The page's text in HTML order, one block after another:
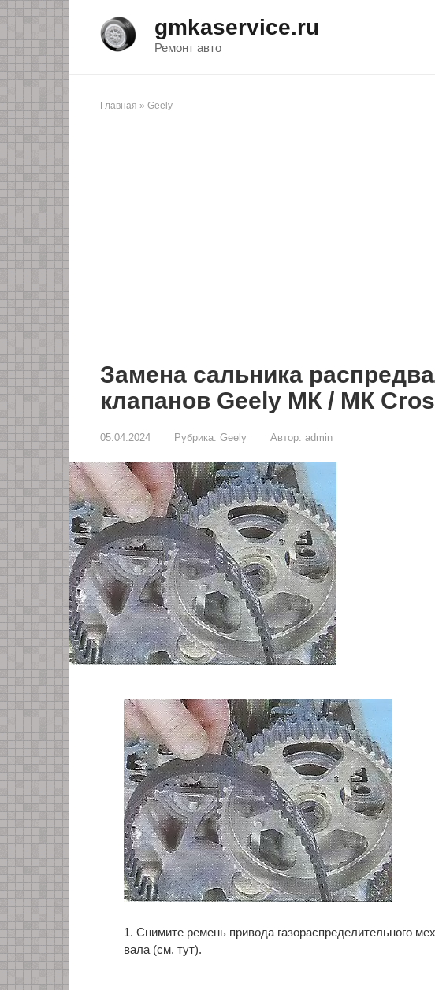
Перейти
к
контенту
gmkaservice.ru
Ремонт авто
Главная » Geely
Замена сальника
клапанов Geely МК / МК
05.04.2024 Рубрика: Geely Автор: admin
1. Снимите ремень привода газораспределительного
вала (см. тут).